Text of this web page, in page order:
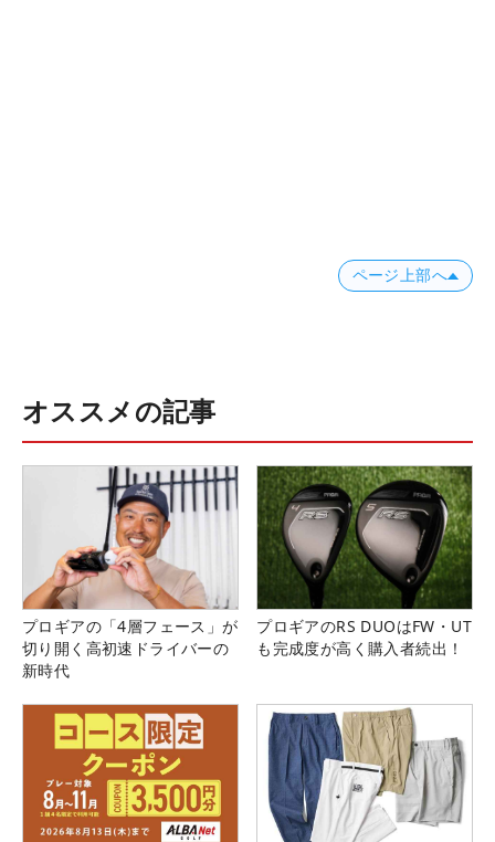
ページ上部へ
オススメの記事
プロギアの「4層フェース」が
切り開く高初速ドライバーの
新時代
プロギアのRS DUOはFW・UT
も完成度が高く購入者続出！